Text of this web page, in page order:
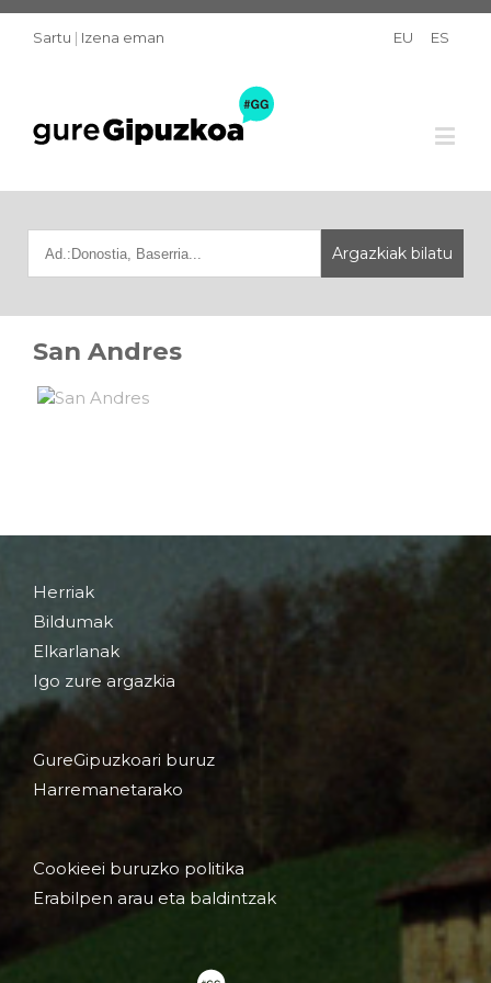
Sartu | Izena eman EU ES
San Andres
Herriak
Bildumak
Elkarlanak
Igo zure argazkia
GureGipuzkoari buruz
Harremanetarako
Cookieei buruzko politika
Erabilpen arau eta baldintzak